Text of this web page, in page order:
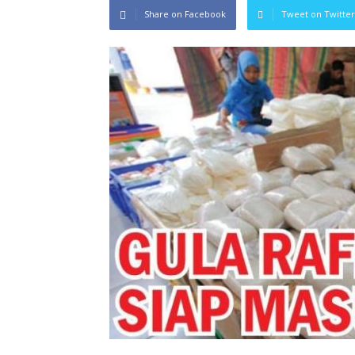
Share on Facebook Tweet on Twitter